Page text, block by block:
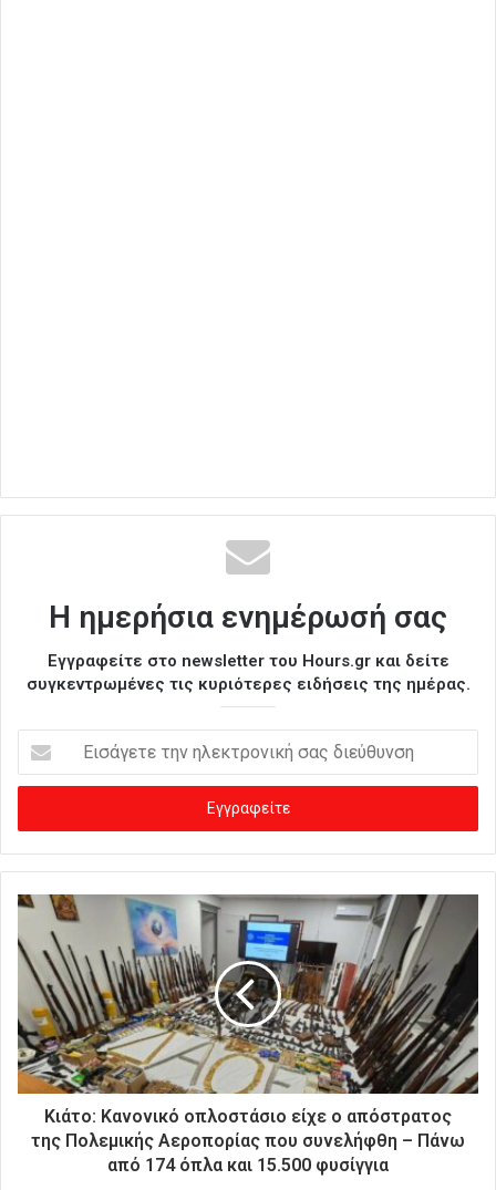
Η ημερήσια ενημέρωσή σας
Εγγραφείτε στο newsletter του Hours.gr και δείτε
συγκεντρωμένες τις κυριότερες ειδήσεις της ημέρας.
σ
γ
ε
ε
η
λ
ε
κ
τ
Κιάτο: Κανονικό οπλοστάσιο είχε ο απόστρατος
της Πολεμικής Αεροπορίας που συνελήφθη – Πάνω
από 174 όπλα και 15.500 φυσίγγια